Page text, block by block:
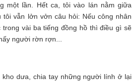
một lần. Hết ca, tôi vào lán nằm giữa
tôi vẫn lởn vởn câu hỏi: Nếu công nhân
vài ba tiếng đồng hồ thì điều gì sẽ
người rờn rợn...
dưa, chia tay những người lính ở lại